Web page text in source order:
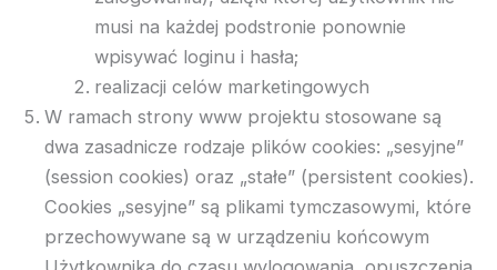
musi na każdej podstronie ponownie
wpisywać loginu i hasła;
realizacji celów marketingowych
W ramach strony www projektu stosowane są
dwa zasadnicze rodzaje plików cookies: „sesyjne”
(session cookies) oraz „stałe” (persistent cookies).
Cookies „sesyjne” są plikami tymczasowymi, które
przechowywane są w urządzeniu końcowym